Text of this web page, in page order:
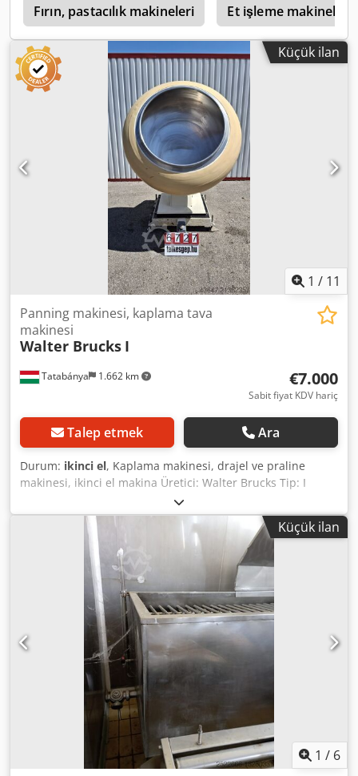
KONUŞUYORUZ.
Fırın, pastacılık makineleri Et işleme makineleri
Küçük ilan
1 / 11
Tatabánya 1.662 km
Panning makinesi, kaplama tava
makinesi
Walter Brucks I
€7.000
Sabit fiyat KDV hariç
Talep etmek Ara
Durum: ikinci el, Kaplama makinesi, drajel ve praline
makinesi, ikinci el makina Üretici: Walter Brucks Tip: I
Genel ölçüler: 1200 x 1380 x 1800 mm Ağırlık: 280 kg
Elektrik verileri: 400 V, 3 A Kazan boyutu: 1200 mm Ø x 650
mm Djdpfsypvhzox Akcsck Kazan ağzı: 740 mm Ø Kapasite
/ karıştırma: yaklaşık 150 kg
Küçük ilan
1 / 6